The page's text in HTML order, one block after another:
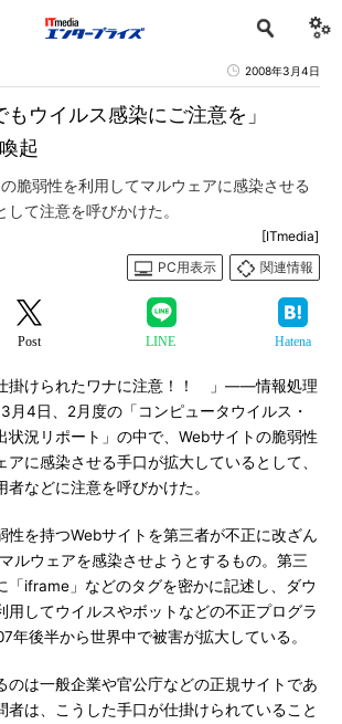
2008年3月4日
もウイルス感染にご注意を」
起
脆弱性を利用してマルウェアに感染させる
て注意を呼びかけた。
[ITmedia]
PC用表示
関連情報
Post LINE Hatena
掛けられたワナに注意！！ 」――情報処理
月4日、2月度の「コンピュータウイルス・
状況リポート」の中で、Webサイトの脆弱性
アに感染させる手口が拡大しているとして、
者などに注意を呼びかけた。
を持つWebサイトを第三者が不正に改ざん
ルウェアを感染させようとするもの。第三
「iframe」などのタグを密かに記述し、ダウ
用してウイルスやボットなどの不正プログラ
年後半から世界中で被害が拡大している。
は一般企業や官公庁などの正規サイトであ
者は、こうした手口が仕掛けられていること